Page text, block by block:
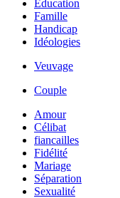
Éducation
Famille
Handicap
Idéologies
Veuvage
Couple
Amour
Célibat
fiancailles
Fidélité
Mariage
Séparation
Sexualité